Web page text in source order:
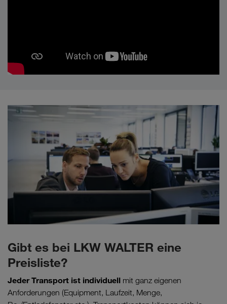
Gibt es bei LKW WALTER eine
Preisliste?
Jeder Transport ist individuell mit ganz eigenen
Anforderungen (Equipment, Laufzeit, Menge,